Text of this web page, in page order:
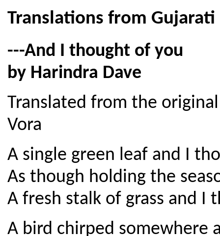
Translations from
---And I thought of you
by Harindra Dave
Translated from the
Vora
A single green leaf and I
As though holding the
A fresh stalk of grass and I
A bird chirped somewhere